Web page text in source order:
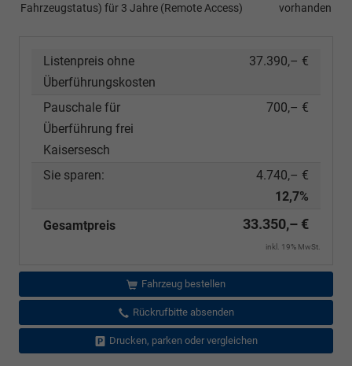
Fahrzeugstatus) für 3 Jahre (Remote Access)
vorhanden
Listenpreis ohne
Überführungskosten
37.390,– €
Pauschale für
Überführung frei
Kaisersesch
700,– €
Sie sparen:
4.740,– €
12,7%
Gesamtpreis
33.350,– €
inkl. 19% MwSt.
Fahrzeug bestellen
Rückrufbitte absenden
Drucken, parken oder vergleichen